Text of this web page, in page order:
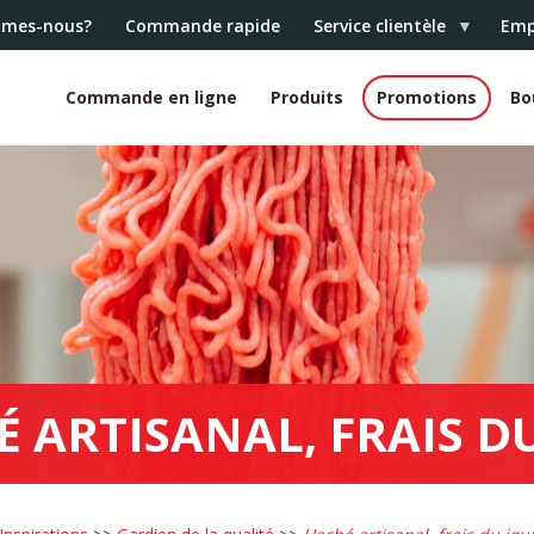
nous? Commande rapide Service clientèle
White
header
Commande en ligne Produits Promotions
ARTISANAL, FRAIS